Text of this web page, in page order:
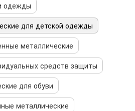
одежды
для детской одежды
металлические
средств защиты
для обуви
металлические